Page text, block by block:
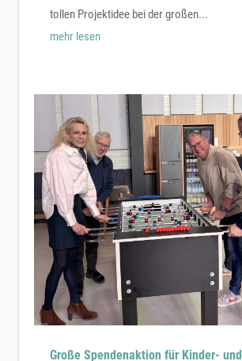
tollen Projektidee bei der großen...
mehr lesen
Große Spendenaktion für Kinder- und